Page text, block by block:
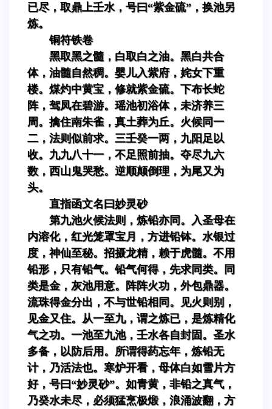
已尽，取鼎上壬水，号曰“紫金硫”，换池另
炼。
铜符铁卷
黑取黑之髓，白取白之油。黑白共合
体，油髓自然稠。婴儿入紫府，姹女下重
楼。煤灼中黄宝，修就紫金硫。下布长蛇
阵，驾凤在碧游。瑶池初浴体，未济养三
周。擒住南朱雀，真土葬为丘。火候同一
二，法则似前求。三壬癸一两，九阳足以
收。九九八十一，不足照前抽。夺尽九六
数，西山鬼哭愁。逆顺颠倒理，为尾又为
头。
直指函文名曰妙灵砂
第九池火候法则，炼铅亦同。入圣母在
内溶化，红光笼罩宝月，方进铅钵。水银过
度，神仙至秘。招摄龙精，赖于虎髓。不用
铅形，只有铅气。铅气何得，先求同类。同
类是金，灰池用意。阵阵火功，外包鼎器。
流珠得金分出，不与世铅相同。见火则别，
见金又住。从一至九，谓之炼已，是炼精化
气之功。一池至九池，壬水各自封固。圣水
多备，以防后用。所谓得药忘年，炼铅无
计，乃活法也。寒炉开看，母体白如雪片方
好，号曰“妙灵砂”。如青黄，非铅之真气，
乃癸水未尽，必须猛烹极煅，浪涌波翻，方